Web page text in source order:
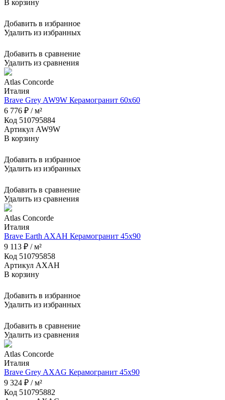
В корзину
Добавить в избранное
Удалить из избранных
Добавить в сравнение
Удалить из сравнения
Atlas Concorde
Италия
Brave Grey AW9W Керамогранит 60x60
6 776 ₽ / м²
Код 510795884
Артикул AW9W
В корзину
Добавить в избранное
Удалить из избранных
Добавить в сравнение
Удалить из сравнения
Atlas Concorde
Италия
Brave Earth AXAH Керамогранит 45x90
9 113 ₽ / м²
Код 510795858
Артикул AXAH
В корзину
Добавить в избранное
Удалить из избранных
Добавить в сравнение
Удалить из сравнения
Atlas Concorde
Италия
Brave Grey AXAG Керамогранит 45x90
9 324 ₽ / м²
Код 510795882